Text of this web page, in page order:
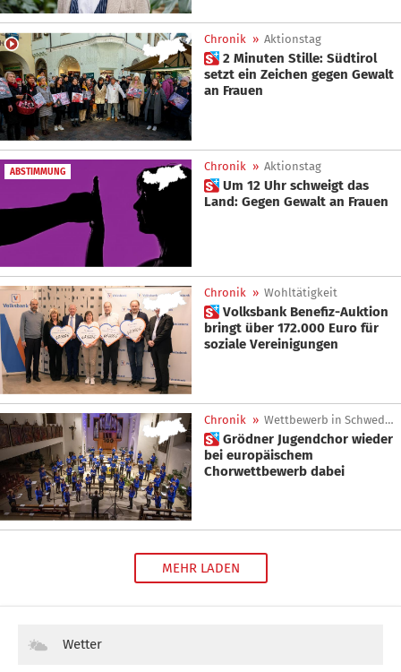
Chronik » Aktionstag
 2 Minuten Stille: Südtirol
setzt ein Zeichen gegen Gewalt
an Frauen
ABSTIMMUNG Chronik » Aktionstag
 Um 12 Uhr schweigt das
Land: Gegen Gewalt an Frauen
Chronik » Wohltätigkeit
 Volksbank Benefiz-Auktion
bringt über 172.000 Euro für
soziale Vereinigungen
Chronik » Wettbewerb in Schweden
 Grödner Jugendchor wieder
bei europäischem
Chorwettbewerb dabei
MEHR LADEN
Wetter